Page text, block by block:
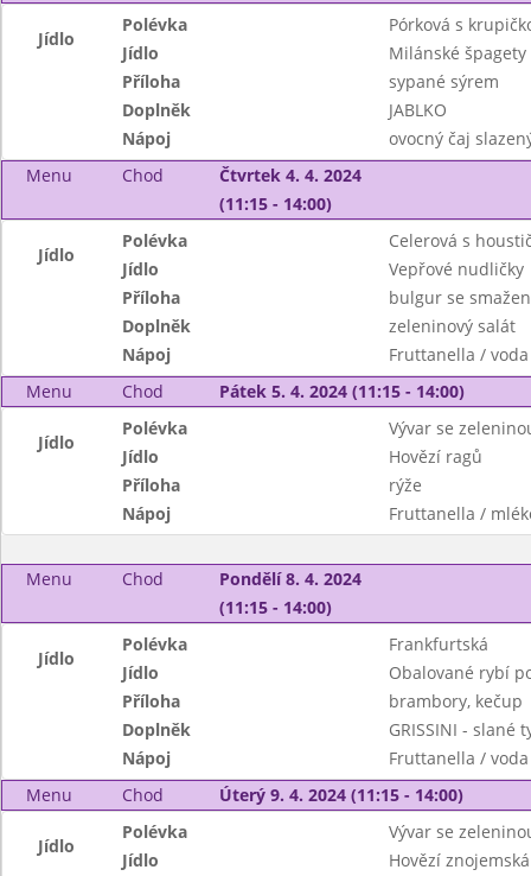
Jídlo
Polévka
Pórková s
Jídlo
Milánské
Příloha
sypané sýrem
Doplněk
JABLKO
Nápoj
ovocný čaj
Menu
Chod
Čtvrtek 4. 4. 2024
(11:15 - 14:00)
Jídlo
Polévka
Celerová s
Jídlo
Vepřové nudličky
Příloha
bulgur se
Doplněk
zeleninový salát
Nápoj
Fruttanella / voda
Menu
Chod Pátek 5. 4. 2024 (11:15 - 14:00)
Jídlo
Polévka
Vývar se
Jídlo
Hovězí ragů
Příloha
rýže
Nápoj
Fruttanella /
Menu Chod
Pondělí 8. 4. 2024
(11:15 - 14:00)
Jídlo
Polévka
Frankfurtská
Jídlo
Obalované rybí
Příloha
brambory, kečup
Doplněk
GRISSINI - slané
Nápoj
Fruttanella / voda
Menu
Chod Úterý 9. 4. 2024 (11:15 - 14:00)
Jídlo
Polévka
Vývar se
Jídlo
Hovězí znojemská